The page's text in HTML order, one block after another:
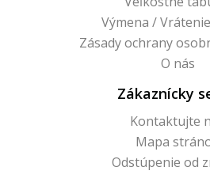
Výmena /
Zásady ochrany
O nás
Zákaznícky
Kontaktujte
Mapa
Odstúpenie od